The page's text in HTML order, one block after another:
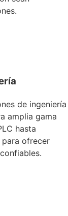
de ingeniería
amplia gama
hasta
para ofrecer